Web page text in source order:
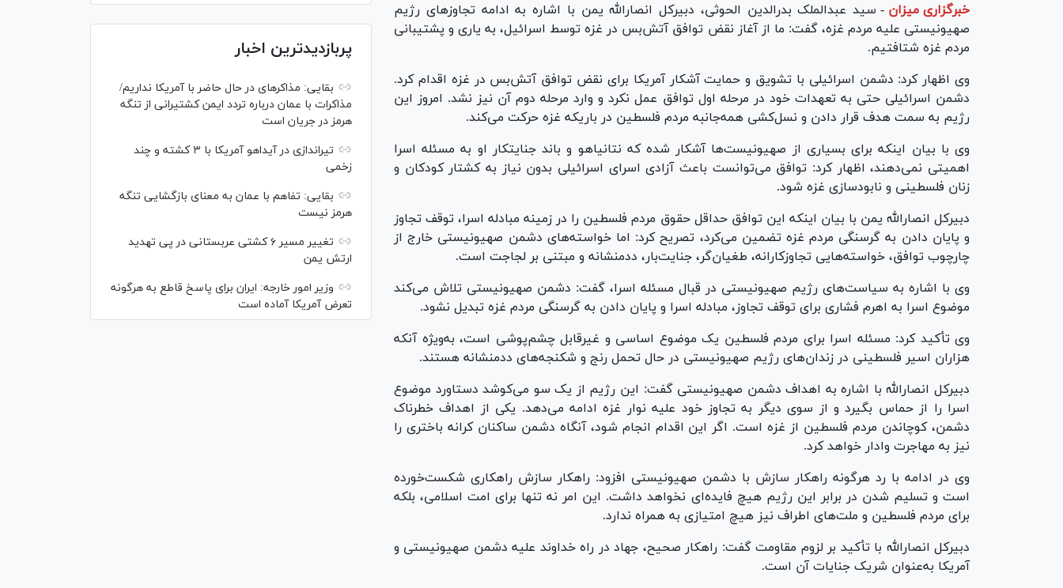
خبرگزاری میزان - سید عبدالملک بدرالدین الحوثی، دبیرکل انصارالله یمن با اشاره به ادامه تجاوزهای رژیم
صهیونیستی علیه مردم غزه، گفت: ما از آغاز نقض توافق آتش‌بس در غزه توسط اسرائیل، به یاری و پشتیبانی
مردم غزه شتافتیم.
وی اظهار کرد: دشمن اسرائیلی با تشویق و حمایت آشکار آمریکا برای نقض توافق آتش‌بس در غزه اقدام کرد.
دشمن اسرائیلی حتی به تعهدات خود در مرحله اول توافق عمل نکرد و وارد مرحله دوم آن نیز نشد. امروز این
رژیم به سمت هدف قرار دادن و نسل‌کشی همه‌جانبه مردم فلسطین در باریکه غزه حرکت می‌کند.
وی با بیان اینکه برای بسیاری از صهیونیست‌ها آشکار شده که نتانیاهو و باند جنایتکار او به مسئله اسرا
اهمیتی نمی‌دهند، اظهار کرد: توافق می‌توانست باعث آزادی اسرای اسرائیلی بدون نیاز به کشتار کودکان و
زنان فلسطینی و نابودسازی غزه شود.
دبیرکل انصارالله یمن با بیان‌ اینکه این توافق حداقل حقوق مردم فلسطین را در زمینه مبادله اسرا، توقف تجاوز
و پایان دادن به گرسنگی مردم غزه تضمین می‌کرد، تصریح کرد: اما خواسته‌های دشمن صهیونیستی خارج از
چارچوب توافق، خواسته‌هایی تجاوزکارانه، طغیان‌گر، جنایت‌بار، ددمنشانه و مبتنی بر لجاجت است.
وی با اشاره به سیاست‌های رژیم صهیونیستی در قبال مسئله اسرا، گفت: دشمن صهیونیستی تلاش می‌کند
موضوع اسرا به اهرم فشاری برای توقف تجاوز، مبادله اسرا و پایان دادن به گرسنگی مردم غزه تبدیل نشود.
وی تأکید کرد: مسئله اسرا برای مردم فلسطین یک موضوع اساسی و غیرقابل چشم‌پوشی است، به‌ویژه آنکه
هزاران اسیر فلسطینی در زندان‌های رژیم صهیونیستی در حال تحمل رنج و شکنجه‌های ددمنشانه هستند.
دبیرکل انصارالله با اشاره به اهداف دشمن صهیونیستی گفت: این رژیم از یک سو می‌کوشد دستاورد موضوع
اسرا را از حماس بگیرد و از سوی دیگر به تجاوز خود علیه نوار غزه ادامه می‌دهد. یکی از اهداف خطرناک
دشمن، کوچاندن مردم فلسطین از غزه است. اگر این اقدام انجام شود، آنگاه دشمن ساکنان کرانه باختری را
نیز به مهاجرت وادار خواهد کرد.
وی در ادامه با رد هرگونه راهکار سازش با دشمن صهیونیستی افزود: راهکار سازش راهکاری شکست‌خورده
است و تسلیم شدن در برابر این رژیم هیچ فایده‌ای نخواهد داشت. این امر نه تنها برای امت اسلامی، بلکه
برای مردم فلسطین و ملت‌های اطراف نیز هیچ امتیازی به همراه ندارد.
دبیرکل انصارالله با تأکید بر لزوم مقاومت گفت: راهکار صحیح، جهاد در راه خداوند علیه دشمن صهیونیستی و
آمریکا به‌عنوان شریک جنایات آن است.
پربازدیدترین اخبار
بقایی: مذاکره‎ای در حال حاضر با آمریکا نداریم/
مذاکرات با عمان درباره تردد ایمن کشتیرانی از تنگه
هرمز در جریان است
تیراندازی در آیداهو آمریکا با ۳ کشته و چند
زخمی
بقایی: تفاهم با عمان به معنای بازگشایی تنگه
هرمز نیست
تغییر مسیر ۶ کشتی عربستانی در پی تهدید
ارتش یمن
وزیر امور خارجه: ایران برای پاسخ قاطع به هرگونه
تعرض آمریکا آماده است